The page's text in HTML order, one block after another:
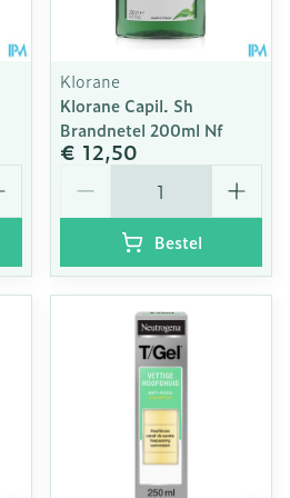
Klorane
Klorane Capil. Sh
Brandnetel 200ml Nf
€ 12,50
Bestel